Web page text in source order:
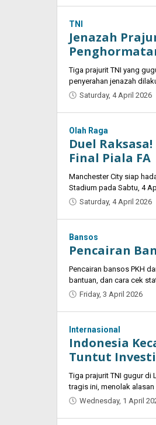
TNI
Jenazah
Tiga prajurit TNI yang
penyerahan jenazah
Saturday, 4 April 2026
Olah Raga
Duel
Final Piala FA
Manchester City siap
Stadium pada Sabtu, 4
Saturday, 4 April 2026
Bansos
Pencairan
Pencairan bansos PKH
bantuan, dan cara cek
Friday, 3 April 2026
Internasional
Indonesia
Tuntut
Tiga prajurit TNI gugur di
tragis ini, menolak alasan
Wednesday, 1 April